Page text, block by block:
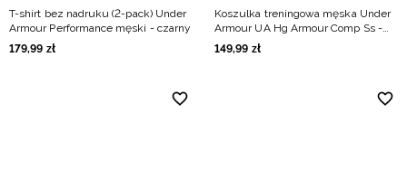
T-shirt bez nadruku (2-pack) Under
Armour Performance męski - czarny
179,99 zł
Koszulka treningowa męska Under
Armour UA Hg Armour Comp Ss -
czarna
149,99 zł